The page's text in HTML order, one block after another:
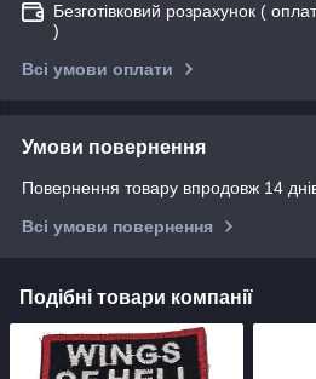
Безготівковий розрахунок (
)
Всі умови оплати
Умови повернення
Повернення товару впродовж 14
Всі умови повернення
Подібні товари компанії